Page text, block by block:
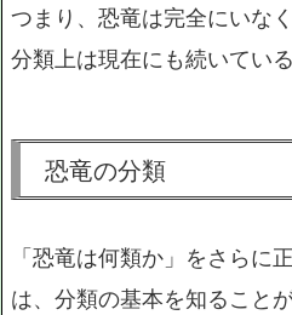
つまり、恐竜は完全にいな
分類上は現在にも続いている
恐竜の分類
「恐竜は何類か」をさらに
は、分類の基本を知ることが